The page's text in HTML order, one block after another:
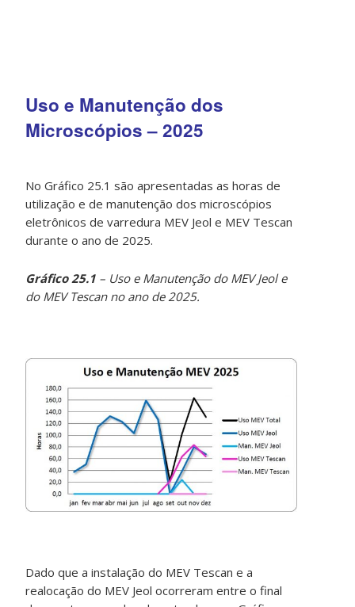
Uso e Manutenção dos
Microscópios – 2025
No Gráfico 25.1 são apresentadas as horas de
utilização e de manutenção dos microscópios
eletrônicos de varredura MEV Jeol e MEV Tescan
durante o ano de 2025.
Gráfico 25.1 – Uso e Manutenção do MEV Jeol e
do MEV Tescan no ano de 2025.
Dado que a instalação do MEV Tescan e a
realocação do MEV Jeol ocorreram entre o final